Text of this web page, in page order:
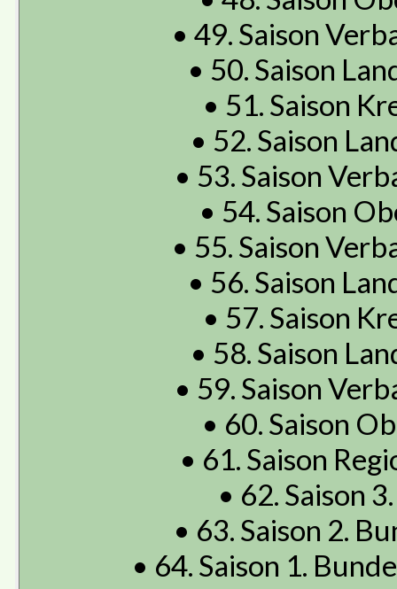
• 49. Saison
• 50. Saison
• 51. Saison
• 52. Saison
• 53. Saison
• 54. Saison
• 55. Saison
• 56. Saison
• 57. Saison
• 58. Saison
• 59. Saison
• 60. Saison
• 61. Saison
• 62. Saison
• 63. Saison 2.
• 64. Saison 1.